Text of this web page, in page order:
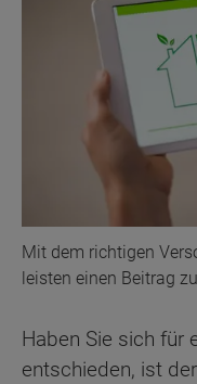
Mit dem richtigen
leisten einen Beitrag
Haben Sie sich für
entschieden, ist